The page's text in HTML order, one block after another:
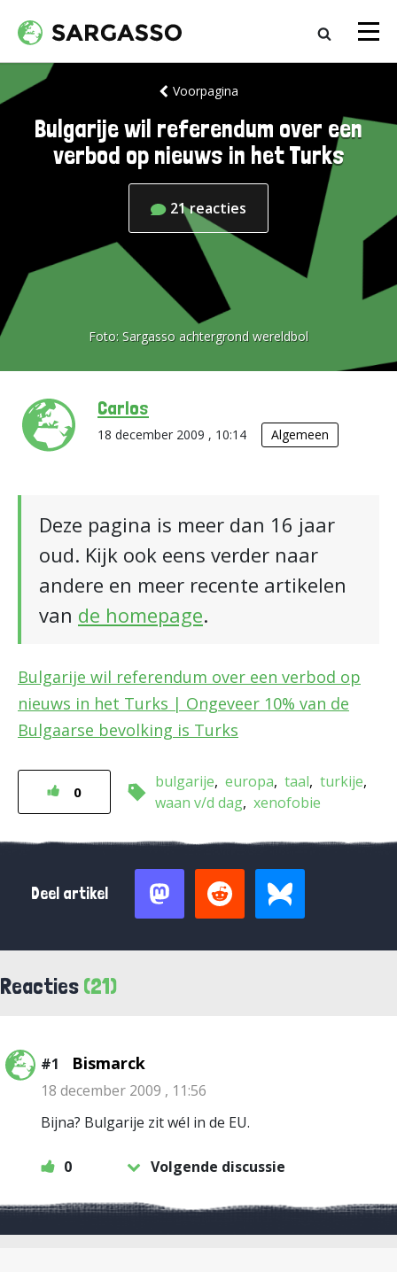
Voorpagina
Bulgarije wil referendum over een
verbod op nieuws in het Turks
21reacties
Foto: Sargasso achtergrond wereldbol
Carlos
18 december 2009 , 10:14 Algemeen
Deze pagina is meer dan 16 jaar
oud. Kijk ook eens verder naar
andere en meer recente artikelen
van de homepage.
Bulgarije wil referendum over een verbod op
nieuws in het Turks | Ongeveer 10% van de
Bulgaarse bevolking is Turks
0
bulgarije europa taal turkije
waan v/d dag xenofobie
Deel artikel
Reacties (21)
#1 Bismarck
18 december 2009 , 11:56
Bijna? Bulgarije zit wél in de EU.
0 Volgende discussie